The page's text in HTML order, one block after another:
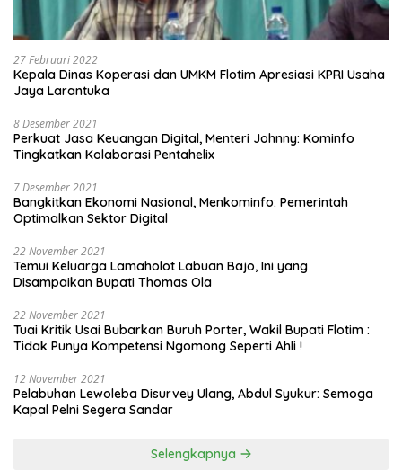
27 Februari 2022
Kepala Dinas Koperasi dan UMKM Flotim Apresiasi KPRI Usaha
Jaya Larantuka
8 Desember 2021
Perkuat Jasa Keuangan Digital, Menteri Johnny: Kominfo
Tingkatkan Kolaborasi Pentahelix
7 Desember 2021
Bangkitkan Ekonomi Nasional, Menkominfo: Pemerintah
Optimalkan Sektor Digital
22 November 2021
Temui Keluarga Lamaholot Labuan Bajo, Ini yang
Disampaikan Bupati Thomas Ola
22 November 2021
Tuai Kritik Usai Bubarkan Buruh Porter, Wakil Bupati Flotim :
Tidak Punya Kompetensi Ngomong Seperti Ahli !
12 November 2021
Pelabuhan Lewoleba Disurvey Ulang, Abdul Syukur: Semoga
Kapal Pelni Segera Sandar
Selengkapnya